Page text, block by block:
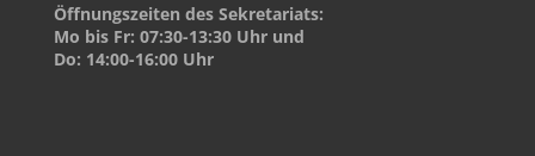
Öffnungszeiten des Sekretariats:
Mo bis Fr: 07:30-13:30 Uhr und
Do: 14:00-16:00 Uhr